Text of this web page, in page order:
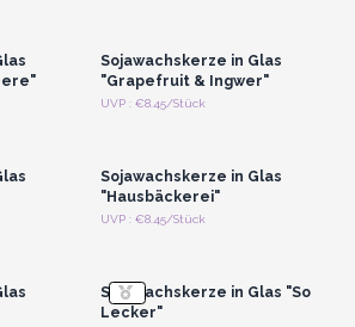
Sojawachskerze in Glas
"Grapefruit & Ingwer"
UVP : €8.45/StückAnmelden oder
Sojawachskerze in Glas
"Hausbäckerei"
UVP : €8.45/StückAnmelden oder
Sojawachskerze in Glas "So
Lecker"